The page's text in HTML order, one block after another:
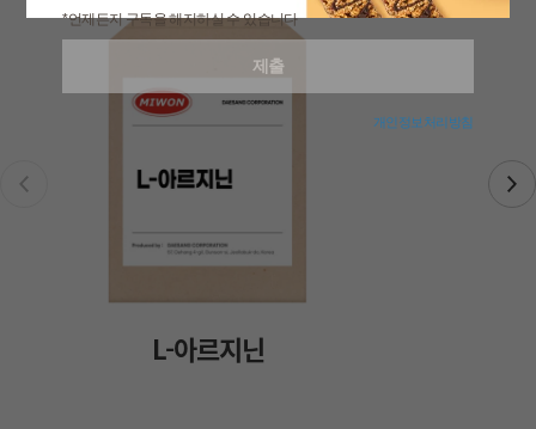
*언제든지 구독을 해지하실 수 있습니다
제출
개인정보처리방침
L-아르지닌